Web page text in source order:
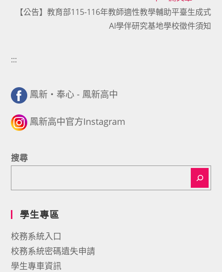
articles
【公告】教育部115-116年教師適性教學輔助平臺生成式
AI學伴研究基地學校徵件須知
:::
鳳新・奉心 - 鳳新高中
鳳新高中官方Instagram
搜尋
學生專區
校務系統入口
校務系統密碼遺失申請
學生專車資訊